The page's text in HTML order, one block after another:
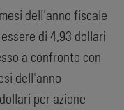
dell'anno fiscale
di 4,93 dollari
a confronto con
dell'anno
per azione